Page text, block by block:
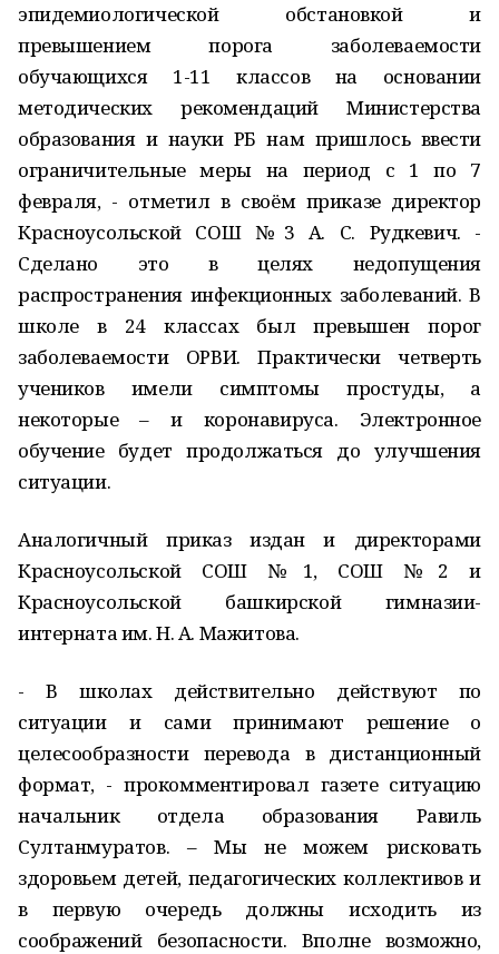
эпидемиологической обстановкой и
превышением порога заболеваемости
обучающихся 1-11 классов на основании
методических рекомендаций Министерства
образования и науки РБ нам пришлось ввести
ограничительные меры на период с 1 по 7
февраля, - отметил в своём приказе директор
Красноусольской СОШ №3 А. С. Рудкевич. -
Сделано это в целях недопущения
распространения инфекционных заболеваний. В
школе в 24 классах был превышен порог
заболеваемости ОРВИ. Практически четверть
учеников имели симптомы простуды, а
некоторые – и коронавируса. Электронное
обучение будет продолжаться до улучшения
ситуации.
Аналогичный приказ издан и директорами
Красноусольской СОШ №1, СОШ №2 и
Красноусольской башкирской гимназии-
интерната им. Н. А. Мажитова.
- В школах действительно действуют по
ситуации и сами принимают решение о
целесообразности перевода в дистанционный
формат, - прокомментировал газете ситуацию
начальник отдела образования Равиль
Султанмуратов. – Мы не можем рисковать
здоровьем детей, педагогических коллективов и
в первую очередь должны исходить из
соображений безопасности. Вполне возможно,